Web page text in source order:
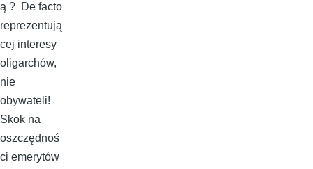
ą ? De facto
reprezentują
cej interesy
oligarchów,
nie
obywateli!
Skok na
oszczędnoś
ci emerytów